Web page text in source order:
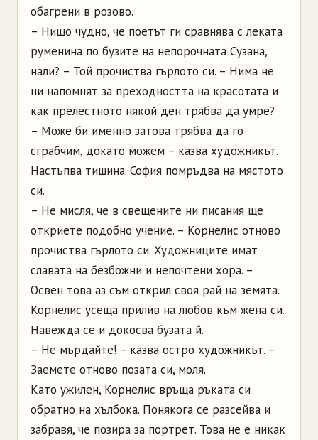
обагрени в розово.
– Нищо чудно, че поетът ги сравнява с леката
руменина по бузите на непорочната Сузана,
нали? – Той прочиства гърлото си. – Нима не
ни напомнят за преходността на красотата и
как прелестното някой ден трябва да умре?
– Може би именно затова трябва да го
сграбчим, докато можем – казва художникът.
Настъпва тишина. София помръдва на мястото
си.
– Не мисля, че в свещените ни писания ще
откриете подобно учение. – Корнелис отново
прочиства гърлото си. Художниците имат
славата на безбожни и непочтени хора. –
Освен това аз съм открил своя рай на земята.
Корнелис усеща прилив на любов към жена си.
Навежда се и докосва бузата й.
– Не мърдайте! – казва остро художникът. –
Заемете отново позата си, моля.
Като ужилен, Корнелис връща ръката си
обратно на хълбока. Понякога се разсейва и
забравя, че позира за портрет. Това не е никак